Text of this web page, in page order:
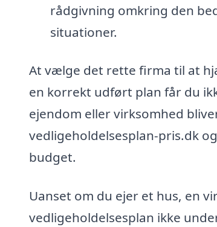
rådgivning omkring den
situationer.
At vælge det rette firma til at
en korrekt udført plan får du
ejendom eller virksomhed
vedligeholdelsesplan-pris.dk
budget.
Uanset om du ejer et hus, en
vedligeholdelsesplan ikke